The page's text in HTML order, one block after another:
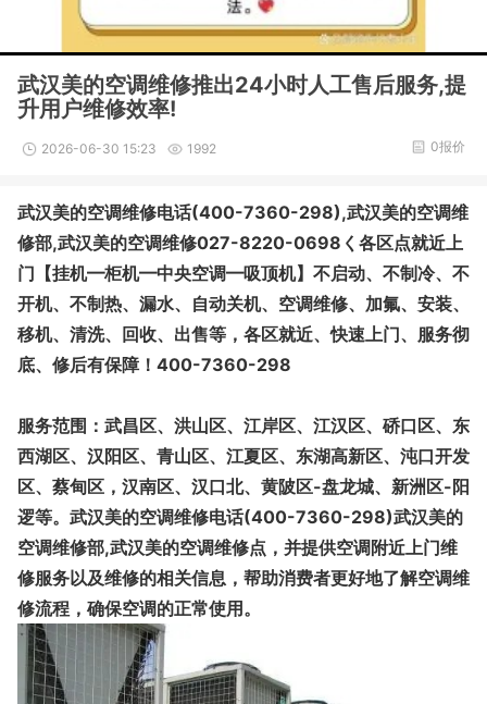
武汉美的空调维修推出24小时人工售后服务,提
升用户维修效率!
2026-06-30 15:23 1992 0报价
武汉美的空调维修电话(400-7360-298),武汉美的空调维
修部,武汉美的空调维修027-8220-0698く各区点就近上
门【挂机━柜机━中央空调━吸顶机】不启动、不制冷、不
开机、不制热、漏水、自动关机、空调维修、加氟、安装、
移机、清洗、回收、出售等，各区就近、快速上门、服务彻
底、修后有保障！400-7360-298
服务范围：武昌区、洪山区、江岸区、江汉区、硚口区、东
西湖区、汉阳区、青山区、江夏区、东湖高新区、沌口开发
区、蔡甸区，汉南区、汉口北、黄陂区-盘龙城、新洲区-阳
逻等。 武汉美的空调维修电话(400-7360-298)武汉美的
空调维修部,武汉美的空调维修点，并提供空调附近上门维
修服务以及维修的相关信息，帮助消费者更好地了解空调维
修流程，确保空调的正常使用。